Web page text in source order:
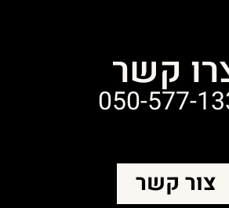
קשר
050-577-
צור קשר